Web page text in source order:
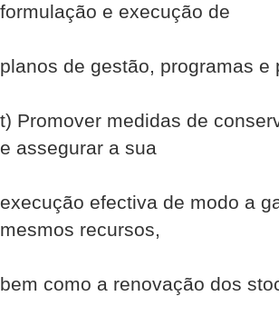
formulação e execução de
planos de gestão, programas e
t) Promover medidas de
e assegurar a sua
execução efectiva de modo a
mesmos recursos,
bem como a renovação dos